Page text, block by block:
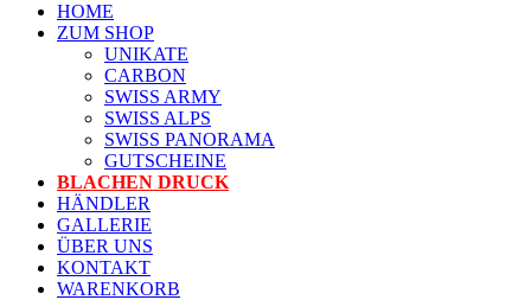
HOME
ZUM SHOP
UNIKATE
CARBON
SWISS ARMY
SWISS ALPS
SWISS PANORAMA
GUTSCHEINE
BLACHEN DRUCK
HÄNDLER
GALLERIE
ÜBER UNS
KONTAKT
WARENKORB